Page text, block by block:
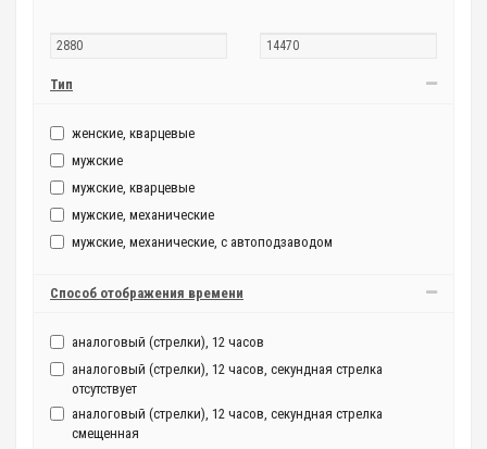
Тип
женские, кварцевые
мужские
мужские, кварцевые
мужские, механические
мужские, механические, с автоподзаводом
Способ отображения времени
аналоговый (стрелки), 12 часов
аналоговый (стрелки), 12 часов, секундная стрелка
отсутствует
аналоговый (стрелки), 12 часов, секундная стрелка
смещенная